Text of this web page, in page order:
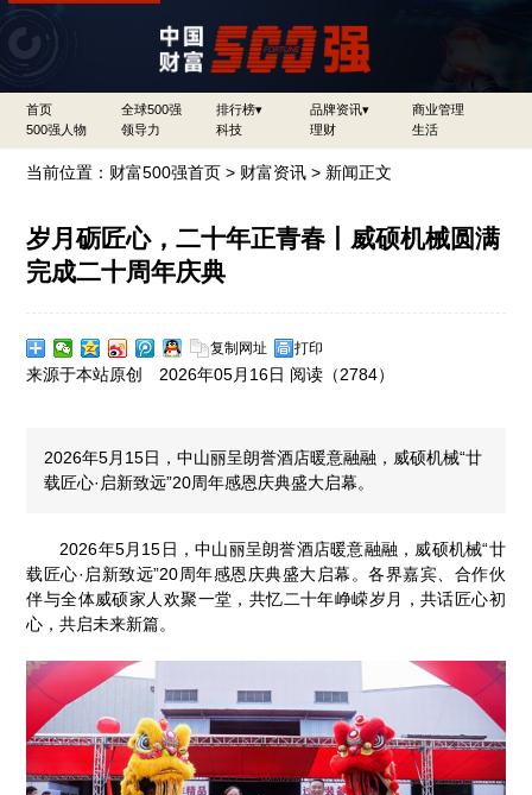
首页 全球500强 排行榜▾ 品牌资讯▾
商业管理
500强人物
领导力 科技 理财 生活
当前位置： 财富500强首页 > 财富资讯 > 新闻正文
岁月砺匠心，二十年正青春丨威硕机械圆满
完成二十周年庆典
复制网址 打印
来源于本站原创 2026年05月16日 阅读（2784）
2026年5月15日，中山丽呈朗誉酒店暖意融融，威硕机械“廿
载匠心·启新致远”20周年感恩庆典盛大启幕。
2026年5月15日，中山丽呈朗誉酒店暖意融融，威硕机械“廿
载匠心·启新致远”20周年感恩庆典盛大启幕。各界嘉宾、合作伙
伴与全体威硕家人欢聚一堂，共忆二十年峥嵘岁月，共话匠心初
心，共启未来新篇。